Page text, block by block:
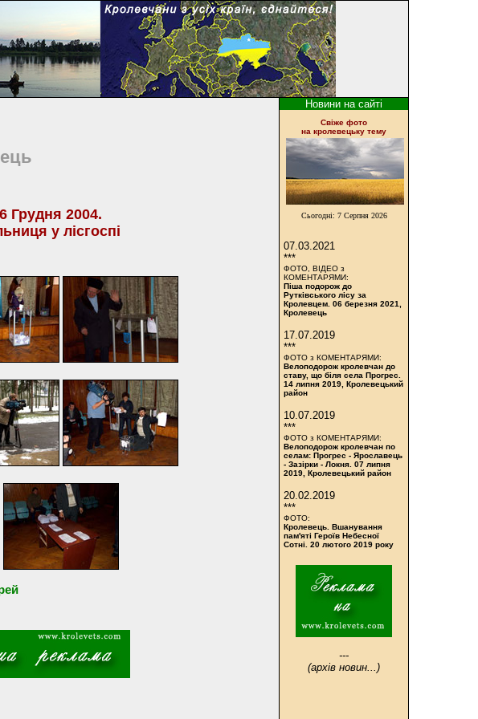
Новини на сайті
Cвіже фото
на кролевецьку тему
Сьогодні: 7 Серпня 2026
07.03.2021
***
ФОТО, ВІДЕО з
КОМЕНТАРЯМИ:
Піша подорож до
Рутківського лісу за
Кролевцем. 06 березня 2021,
Кролевець
17.07.2019
***
ФОТО з КОМЕНТАРЯМИ:
Велоподорож кролевчан до
ставу, що біля села Прогрес.
14 липня 2019, Кролевецький
район
10.07.2019
***
ФОТО з КОМЕНТАРЯМИ:
Велоподорож кролевчан по
селам: Прогрес - Ярославець
- Зазірки - Локня. 07 липня
2019, Кролевецький район
20.02.2019
***
ФОТО:
Кролевець. Вшанування
пам'яті Героїв Небесної
Сотні. 20 лютого 2019 року
---
(архів новин...)
Грудня 2004.
у лісгоспі